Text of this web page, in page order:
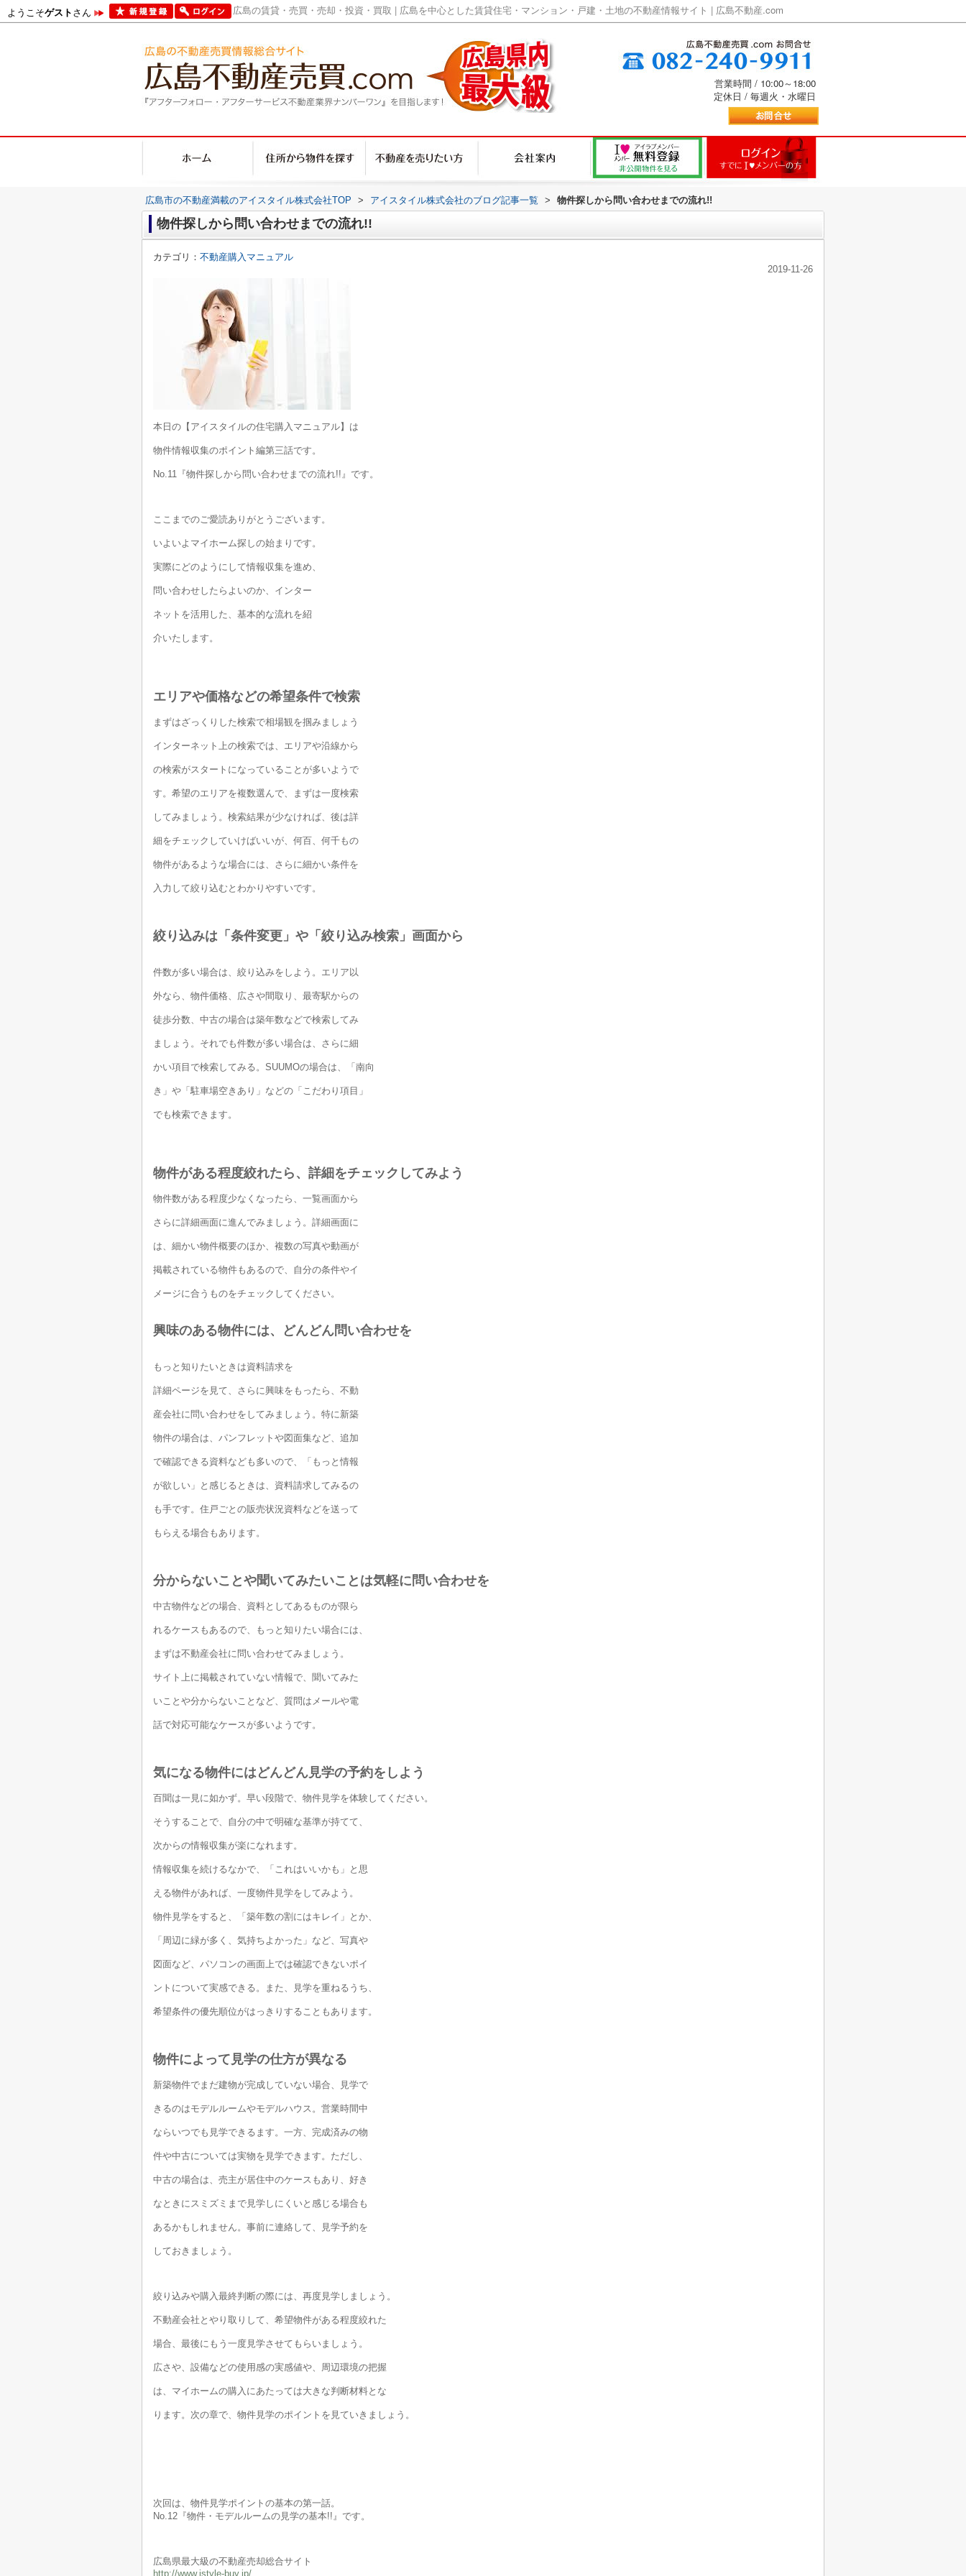
ようこそゲストさん 広島の賃貸・売買・売却・投資・買取 | 広島を中心とした賃貸住宅・マンション・戸建・土地の不動産情報サイト | 広島不動産.com
営業時間 / 10:00～18:00
定休日 / 毎週火・水曜日
広島市の不動産満載のアイスタイル株式会社TOP > アイスタイル株式会社のブログ記事一覧 > 物件探しから問い合わせまでの流れ!!
物件探しから問い合わせまでの流れ!!
カテゴリ： 不動産購入マニュアル
2019-11-26
本日の【アイスタイルの住宅購入マニュアル】は
物件情報収集のポイント編第三話です。
No.11『物件探しから問い合わせまでの流れ!!』です。
ここまでのご愛読ありがとうございます。
いよいよマイホーム探しの始まりです。
実際にどのようにして情報収集を進め、
問い合わせしたらよいのか、インター
ネットを活用した、基本的な流れを紹
介いたします。
エリアや価格などの希望条件で検索
まずはざっくりした検索で相場観を掴みましょう
インターネット上の検索では、エリアや沿線から
の検索がスタートになっていることが多いようで
す。希望のエリアを複数選んで、まずは一度検索
してみましょう。検索結果が少なければ、後は詳
細をチェックしていけばいいが、何百、何千もの
物件があるような場合には、さらに細かい条件を
入力して絞り込むとわかりやすいです。
絞り込みは「条件変更」や「絞り込み検索」画面から
件数が多い場合は、絞り込みをしよう。エリア以
外なら、物件価格、広さや間取り、最寄駅からの
徒歩分数、中古の場合は築年数などで検索してみ
ましょう。それでも件数が多い場合は、さらに細
かい項目で検索してみる。SUUMOの場合は、「南向
き」や「駐車場空きあり」などの「こだわり項目」
でも検索できます。
物件がある程度絞れたら、詳細をチェックしてみよう
物件数がある程度少なくなったら、一覧画面から
さらに詳細画面に進んでみましょう。詳細画面に
は、細かい物件概要のほか、複数の写真や動画が
掲載されている物件もあるので、自分の条件やイ
メージに合うものをチェックしてください。
興味のある物件には、どんどん問い合わせを
もっと知りたいときは資料請求を
詳細ページを見て、さらに興味をもったら、不動
産会社に問い合わせをしてみましょう。特に新築
物件の場合は、パンフレットや図面集など、追加
で確認できる資料なども多いので、「もっと情報
が欲しい」と感じるときは、資料請求してみるの
も手です。住戸ごとの販売状況資料などを送って
もらえる場合もあります。
分からないことや聞いてみたいことは気軽に問い合わせを
中古物件などの場合、資料としてあるものが限ら
れるケースもあるので、もっと知りたい場合には、
まずは不動産会社に問い合わせてみましょう。
サイト上に掲載されていない情報で、聞いてみた
いことや分からないことなど、質問はメールや電
話で対応可能なケースが多いようです。
気になる物件にはどんどん見学の予約をしよう
百聞は一見に如かず。早い段階で、物件見学を体験してください。
そうすることで、自分の中で明確な基準が持てて、
次からの情報収集が楽になれます。
情報収集を続けるなかで、「これはいいかも」と思
える物件があれば、一度物件見学をしてみよう。
物件見学をすると、「築年数の割にはキレイ」とか、
「周辺に緑が多く、気持ちよかった」など、写真や
図面など、パソコンの画面上では確認できないポイ
ントについて実感できる。また、見学を重ねるうち、
希望条件の優先順位がはっきりすることもあります。
物件によって見学の仕方が異なる
新築物件でまだ建物が完成していない場合、見学で
きるのはモデルルームやモデルハウス。営業時間中
ならいつでも見学できるます。一方、完成済みの物
件や中古については実物を見学できます。ただし、
中古の場合は、売主が居住中のケースもあり、好き
なときにスミズミまで見学しにくいと感じる場合も
あるかもしれません。事前に連絡して、見学予約を
しておきましょう。
絞り込みや購入最終判断の際には、再度見学しましょう。
不動産会社とやり取りして、希望物件がある程度絞れた
場合、最後にもう一度見学させてもらいましょう。
広さや、設備などの使用感の実感値や、周辺環境の把握
は、マイホームの購入にあたっては大きな判断材料とな
ります。次の章で、物件見学のポイントを見ていきましょう。
次回は、物件見学ポイントの基本の第一話。
No.12『物件・モデルルームの見学の基本!!』です。
広島県最大級の不動産売却総合サイト
http://www.istyle-buy.jp/